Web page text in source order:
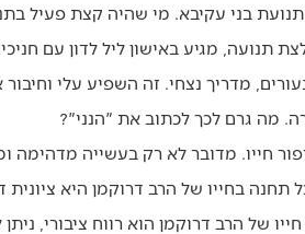
בני עקיבא. מי שהיה קצת פעיל
מדריך נצחי. זה השפיע עלי וחיבור
מה גרם לכך לכתוב את "הנני"?
חייו. מדובר לא רק בעשייה מדהימה
תחנה בחייו של הרב דרוקמן היא